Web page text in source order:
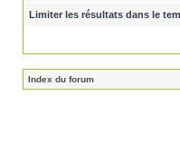
Limiter les résultats dans le
Index du forum